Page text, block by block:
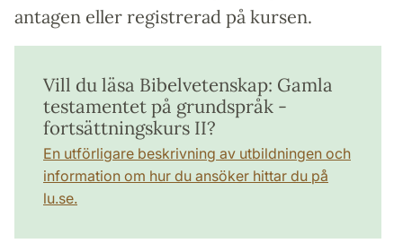
antagen eller registrerad på kursen.
Vill du läsa Bibelvetenskap: Gamla
testamentet på grundspråk -
fortsättningskurs II?
En utförligare beskrivning av utbildningen och
information om hur du ansöker hittar du på
lu.se.